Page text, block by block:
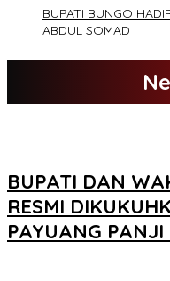
BUPATI BUNGO
ABDUL SOMAD
BUPATI DAN
RESMI
PAYUANG